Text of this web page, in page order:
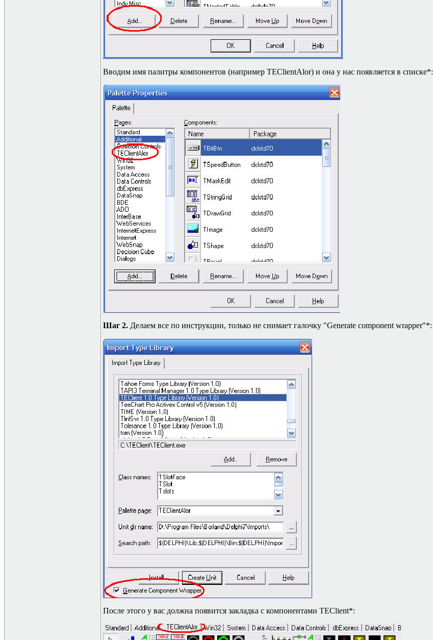
Вводим имя палитры компонентов (например TEClientAlor) и она у нас появляется в списке*:
Шаг 2. Делаем все по инструкции, только не снимает галочку "Generate component wrapper"*:
После этого у вас должна появится закладка с компонентами TEClient*: